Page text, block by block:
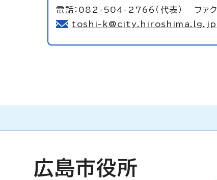
電話：082-504-2766（代表） ファ
toshi-k@city.hiroshima.lg.jp
広島市役所